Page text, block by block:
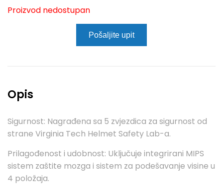
Proizvod nedostupan
Pošaljite upit
Opis
Sigurnost: Nagrađena sa 5 zvjezdica za sigurnost od
strane Virginia Tech Helmet Safety Lab-a.
Prilagođenost i udobnost: Uključuje integrirani MIPS
sistem zaštite mozga i sistem za podešavanje visine u
4 položaja.